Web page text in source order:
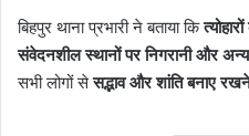
बिहपुर थाना प्रभारी ने बताया कि
संवेदनशील स्थानों पर निगरानी और अन्य
सभी लोगों सेसद्भाव और शांति बनाए